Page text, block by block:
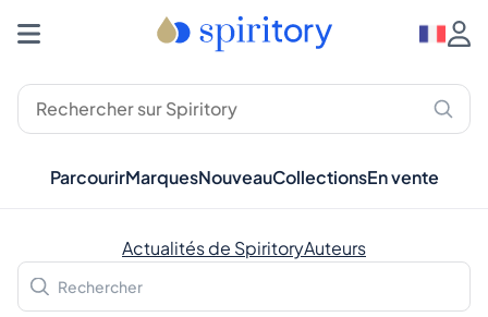
ParcourirMarquesNouveauCollectionsEn vente
Actualités de SpiritoryAuteurs